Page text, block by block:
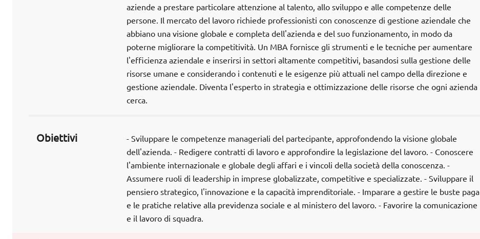
aziende a prestare particolare attenzione al talento, allo sviluppo e alle competenze delle
persone. Il mercato del lavoro richiede professionisti con conoscenze di gestione aziendale che
abbiano una visione globale e completa dell'azienda e del suo funzionamento, in modo da
poterne migliorare la competitività. Un MBA fornisce gli strumenti e le tecniche per aumentare
l'efficienza aziendale e inserirsi in settori altamente competitivi, basandosi sulla gestione delle
risorse umane e considerando i contenuti e le esigenze più attuali nel campo della direzione e
gestione aziendale. Diventa l'esperto in strategia e ottimizzazione delle risorse che ogni azienda
cerca.
Obiettivi
- Sviluppare le competenze manageriali del partecipante, approfondendo la visione globale
dell'azienda. - Redigere contratti di lavoro e approfondire la legislazione del lavoro. - Conoscere
l'ambiente internazionale e globale degli affari e i vincoli della società della conoscenza. -
Assumere ruoli di leadership in imprese globalizzate, competitive e specializzate. - Sviluppare il
pensiero strategico, l'innovazione e la capacità imprenditoriale. - Imparare a gestire le buste paga
e le pratiche relative alla previdenza sociale e al ministero del lavoro. - Favorire la comunicazione
e il lavoro di squadra.